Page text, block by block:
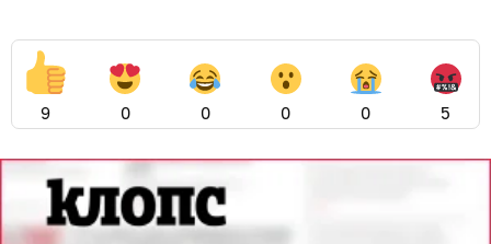
9 0 0 0 0 5